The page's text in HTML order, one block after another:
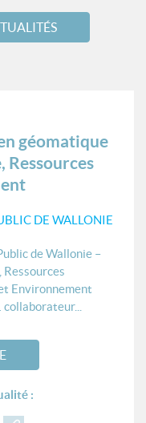
géomatique
Ressources
DE WALLONIE
de Wallonie –
Environnement
: